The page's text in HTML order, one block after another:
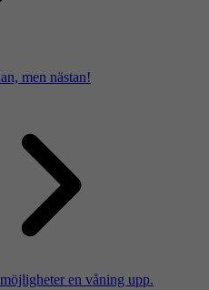
men nästan!
en våning upp.